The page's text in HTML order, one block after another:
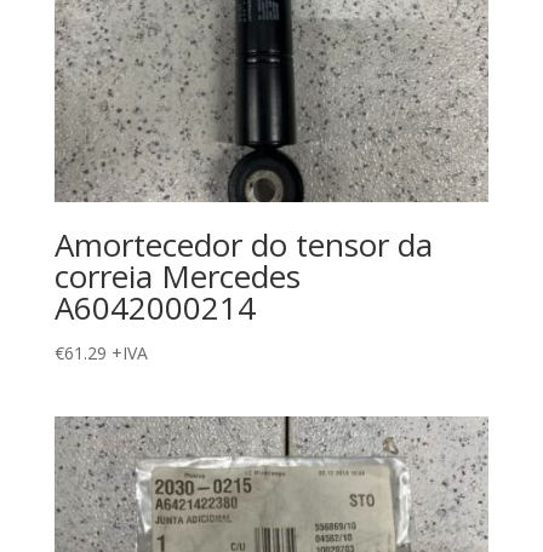
Amortecedor do tensor da
correia Mercedes
A6042000214
€61.29 +IVA